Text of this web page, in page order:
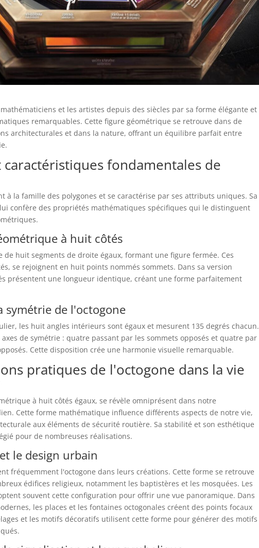
et les artistes depuis des siècles par sa forme élégante et
remarquables. Cette figure géométrique se retrouve dans de
architecturales et dans la nature, offrant un équilibre parfait entre
fondamentales de
à la famille des polygones et se caractérise par ses attributs uniques. Sa
confère des propriétés mathématiques spécifiques qui le distinguent
à huit côtés
de huit segments de droite égaux, formant une figure fermée. Ces
se rejoignent en huit points nommés sommets. Dans sa version
présentent une longueur identique, créant une forme parfaitement
symétrie de l'octogone
les huit angles intérieurs sont égaux et mesurent 135 degrés chacun.
de symétrie : quatre passant par les sommets opposés et quatre par
Cette disposition crée une harmonie visuelle remarquable.
pratiques de l'octogone dans la vie
à huit côtés égaux, se révèle omniprésent dans notre
Cette forme mathématique influence différents aspects de notre vie,
aux éléments de sécurité routière. Sa stabilité et son esthétique
pour de nombreuses réalisations.
le design urbain
fréquemment l'octogone dans leurs créations. Cette forme se retrouve
édifices religieux, notamment les baptistères et les mosquées. Les
souvent cette configuration pour offrir une vue panoramique. Dans
les places et les fontaines octogonales créent des points focaux
et les motifs décoratifs utilisent cette forme pour générer des motifs